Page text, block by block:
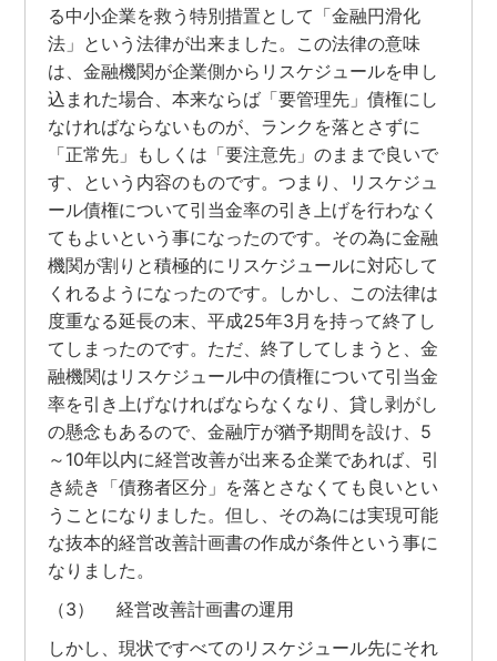
る中小企業を救う特別措置として「金融円滑化
法」という法律が出来ました。この法律の意味
は、金融機関が企業側からリスケジュールを申し
込まれた場合、本来ならば「要管理先」債権にし
なければならないものが、ランクを落とさずに
「正常先」もしくは「要注意先」のままで良いで
す、という内容のものです。つまり、リスケジュ
ール債権について引当金率の引き上げを行わなく
てもよいという事になったのです。その為に金融
機関が割りと積極的にリスケジュールに対応して
くれるようになったのです。しかし、この法律は
度重なる延長の末、平成25年3月を持って終了し
てしまったのです。ただ、終了してしまうと、金
融機関はリスケジュール中の債権について引当金
率を引き上げなければならなくなり、貸し剥がし
の懸念もあるので、金融庁が猶予期間を設け、5
～10年以内に経営改善が出来る企業であれば、引
き続き「債務者区分」を落とさなくても良いとい
うことになりました。但し、その為には実現可能
な抜本的経営改善計画書の作成が条件という事に
なりました。
（3） 経営改善計画書の運用
しかし、現状ですべてのリスケジュール先にそれ